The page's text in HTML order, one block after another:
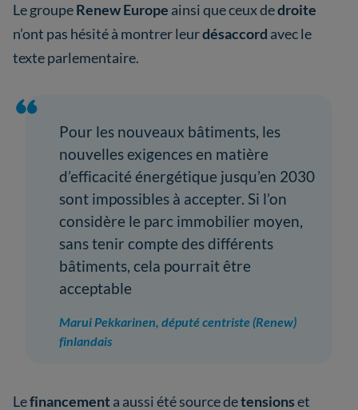
Le groupeRenew Europe ainsi que ceux dedroite
n’ont pas hésité à montrer leurdésaccord avec le
texte parlementaire.
Pour les nouveaux bâtiments, les
nouvelles exigences en matière
d’efficacité énergétique jusqu’en 2030
sont impossibles à accepter. Si l’on
considère le parc immobilier moyen,
sans tenir compte des différents
bâtiments, cela pourrait être
acceptable
Marui Pekkarinen, député centriste (Renew)
finlandais
Lefinancementa aussi été source detensionset